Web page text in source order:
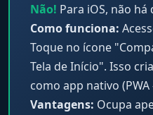
Não! Para iOS, não
Como funciona:
Toque no ícone
Tela de Início". Isso
como app nativo
Vantagens: Ocupa